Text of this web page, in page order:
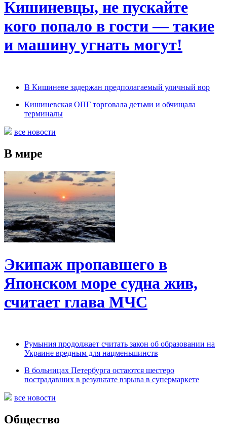
Кишиневцы, не пускайте
кого попало в гости — такие
и машину угнать могут!
В Кишиневе задержан предполагаемый уличный вор
Кишиневская ОПГ торговала детьми и обчищала
терминалы
все новости
В мире
Экипаж пропавшего в
Японском море судна жив,
считает глава МЧС
Румыния продолжает считать закон об образовании на
Украине вредным для нацменьшинств
В больницах Петербурга остаются шестеро
пострадавших в результате взрыва в супермаркете
все новости
Общество